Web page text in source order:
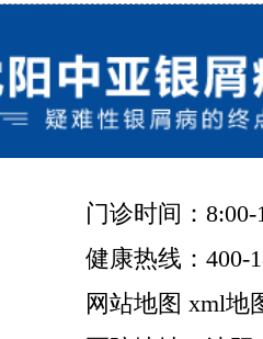
门诊时间：8:00-
健康热线：400-
网站地图 xml地